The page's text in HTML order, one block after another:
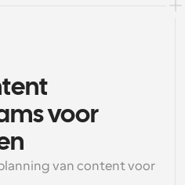
voor
van content voor